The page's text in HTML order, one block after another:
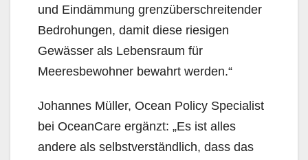
und Eindämmung grenzüberschreitender
Bedrohungen, damit diese riesigen
Gewässer als Lebensraum für
Meeresbewohner bewahrt werden.“
Johannes Müller, Ocean Policy Specialist
bei OceanCare ergänzt: „Es ist alles
andere als selbstverständlich, dass das